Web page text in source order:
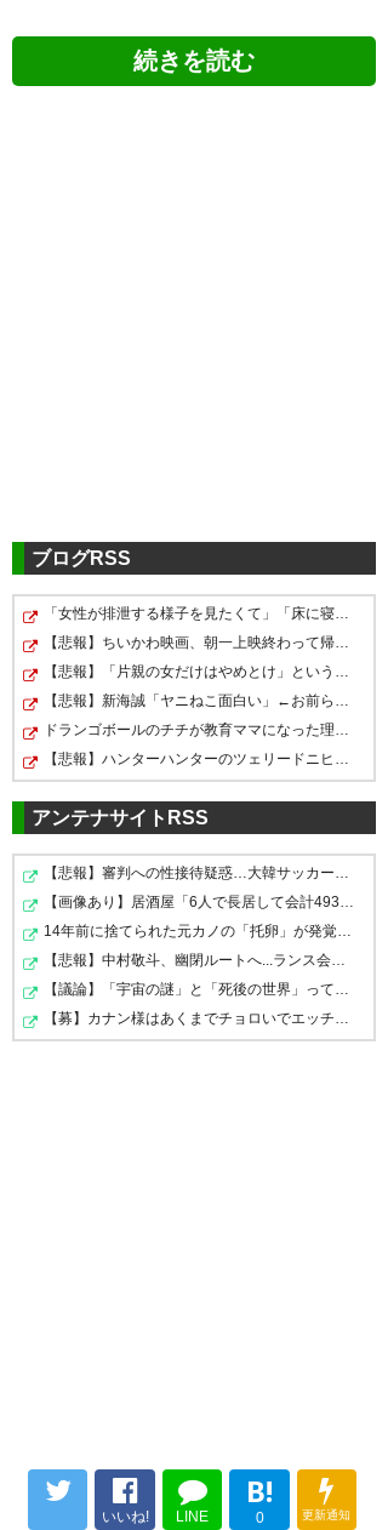
スは切れ味あるな
#fmarinos
— MARUwakwok (MARUwak)
2026, 5月 31
清水エスパルス引き分け
— 鈴木直人 (U432fxP)2026, 5
月 31
終わった
31
やっぱり決定力不足だよなぁ
CK何本打ってんのよ…
それと簡単に失点する安い守備
課題は明確
#清水エスパルス
— び〜ん (beenshu)2026, 5月
31
マリノスは大勝後という難しい
メンタル状態で、よく我慢した
ブログRSS
「女性が排泄する様子を見たくて」「床に寝込んでしまっ…
【悲報】ちいかわ映画、朝一上映終わって帰ろうとしたお…
【悲報】「片親の女だけはやめとけ」という風潮、広まり…
【悲報】新海誠「ヤニねこ面白い」←お前らこのアニメどう…
ドランゴボールのチチが教育ママになった理由ｗｗｗｗｗ
【悲報】ハンターハンターのツェリードニヒさん、4亡
アンテナサイトRSS
【悲報】審判への性接待疑惑…大韓サッカー協会が声明「現…
【画像あり】居酒屋「6人で長居して会計4939円！喋りたい…
14年前に捨てられた元カノの「托卵」が発覚し間男扱いさ…
【悲報】中村敬斗、幽閉ルートへ...ランス会長が残留を示…
【議論】「宇宙の謎」と「死後の世界」って結局どこかで…
【募】カナン様はあくまでチョロいでエッチしたいキャラ…
いいね! LINE
B!
0 更新通知